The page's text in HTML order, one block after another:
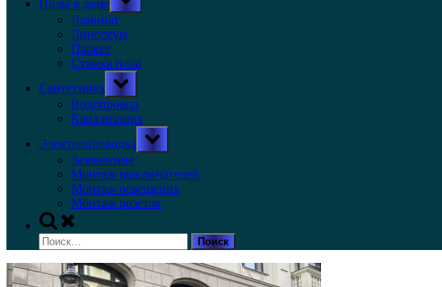
Полы в доме
sub-
menu
Ламинат
Линолеум
Паркет
Стяжка пола
Сантехника
Toggle
sub-
menu
Водопровод
Канализация
Электропроводка
Toggle
sub-
Заземление
Монтаж выключателей
Монтаж освещения
Монтаж розеток
Toggle
search
form
Найти: